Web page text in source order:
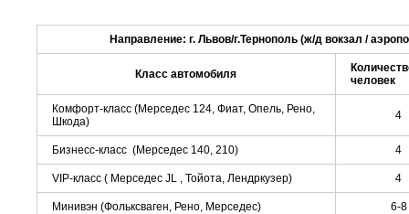
Направление: г. Львов/г.Тернополь (ж/д вокзал /
Класс автомобиля
человек
Комфорт-класс (Мерседес 124, Фиат, Опель, Рено,
Шкода)
4
Бизнесс-класс (Мерседес 140, 210) 4
VIP-класс ( Мерседес JL , Тойота, Лендркузер) 4
Минивэн (Фольксваген, Рено, Мерседес) 6-8